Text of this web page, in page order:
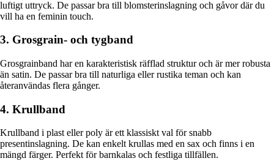
luftigt uttryck. De passar bra till blomsterinslagning och gåvor där du
vill ha en feminin touch.
3. Grosgrain- och tygband
Grosgrainband har en karakteristisk räfflad struktur och är mer robusta
än satin. De passar bra till naturliga eller rustika teman och kan
återanvändas flera gånger.
4. Krullband
Krullband i plast eller poly är ett klassiskt val för snabb
presentinslagning. De kan enkelt krullas med en sax och finns i en
mängd färger. Perfekt för barnkalas och festliga tillfällen.